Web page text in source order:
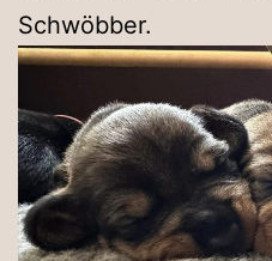
Schwöbber.